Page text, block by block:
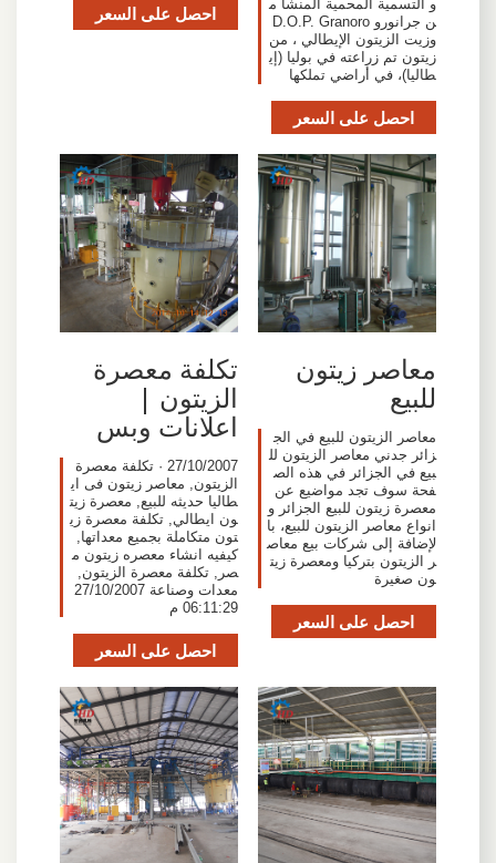
و التسمية المحمية المنشأ م
ن جرانورو D.O.P. Granoro
وزيت الزيتون الإيطالي ، من
زيتون تم زراعته في بوليا (إي
طاليا)، في أراضي تملكها
احصل على السعر
احصل على السعر
معاصر زيتون
للبيع
معاصر الزيتون للبيع في الج
زائر جدني معاصر الزيتون لل
بيع في الجزائر في هذه الص
فحة سوف تجد مواضيع عن
معصرة زيتون للبيع الجزائر و
انواع معاصر الزيتون للبيع، با
لإضافة إلى شركات بيع معاص
ر الزيتون بتركيا ومعصرة زيت
ون صغيرة
احصل على السعر
تكلفة معصرة
الزيتون |
اعلانات وبس
27/10/2007 · تكلفة معصرة
الزيتون, معاصر زيتون فى اي
طاليا حديثه للبيع, معصرة زيت
ون ايطالي, تكلفة معصرة زي
تون متكاملة بجميع معداتها,
كيفيه انشاء معصره زيتون م
صر, تكلفة معصرة الزيتون,
معدات وصناعة 27/10/2007
06:11:29 م
احصل على السعر